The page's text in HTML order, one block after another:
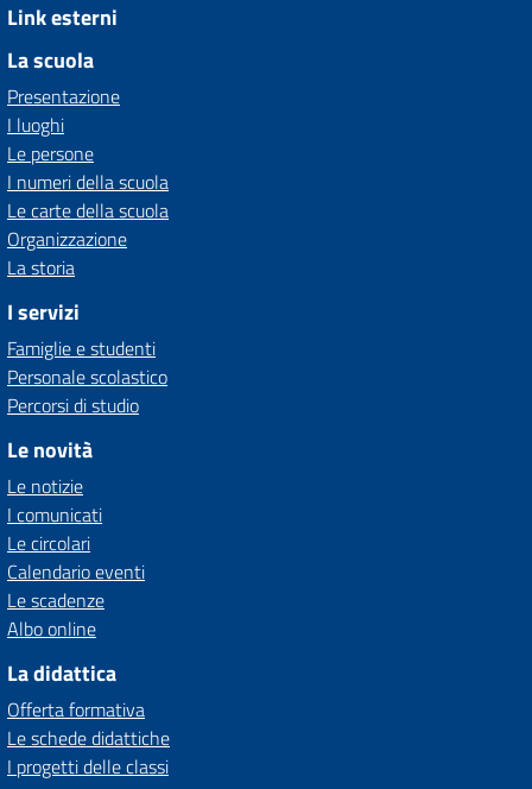
Link esterni
La scuola
Presentazione
I luoghi
Le persone
I numeri della scuola
Le carte della scuola
Organizzazione
La storia
I servizi
Famiglie e studenti
Personale scolastico
Percorsi di studio
Le novità
Le notizie
I comunicati
Le circolari
Calendario eventi
Le scadenze
Albo online
La didattica
Offerta formativa
Le schede didattiche
I progetti delle classi